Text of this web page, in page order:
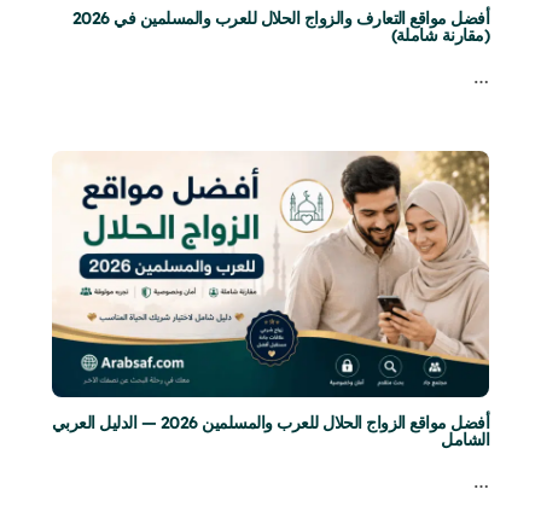
أفضل مواقع التعارف والزواج الحلال للعرب والمسلمين في 2026
(مقارنة شاملة)
…
أفضل مواقع الزواج الحلال للعرب والمسلمين 2026 — الدليل العربي
الشامل
…